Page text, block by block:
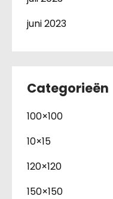
juni 2023
Categorieën
100×100
10×15
120×120
150×150